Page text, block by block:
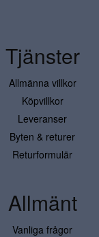
Tjänster
Allmänna villkor
Köpvillkor
Leveranser
Byten & returer
Returformulär
Allmänt
Vanliga frågor